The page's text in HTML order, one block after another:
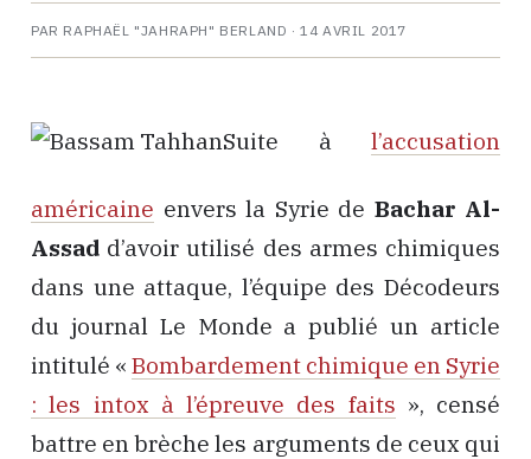
PAR RAPHAËL "JAHRAPH" BERLAND ·14 AVRIL 2017
Suite à l’accusation
américaine envers la Syrie de Bachar Al-
Assad d’avoir utilisé des armes chimiques
dans une attaque, l’équipe des Décodeurs
du journal Le Monde a publié un article
intitulé « Bombardement chimique en Syrie
: les intox à l’épreuve des faits », censé
battre en brèche les arguments de ceux qui